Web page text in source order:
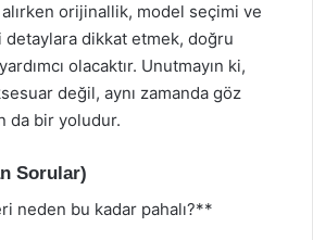
orijinallik, model seçimi ve
dikkat etmek, doğru
olacaktır. Unutmayın ki,
değil, aynı zamanda göz
da bir yoludur.
Sorular)
neden bu kadar pahalı?**